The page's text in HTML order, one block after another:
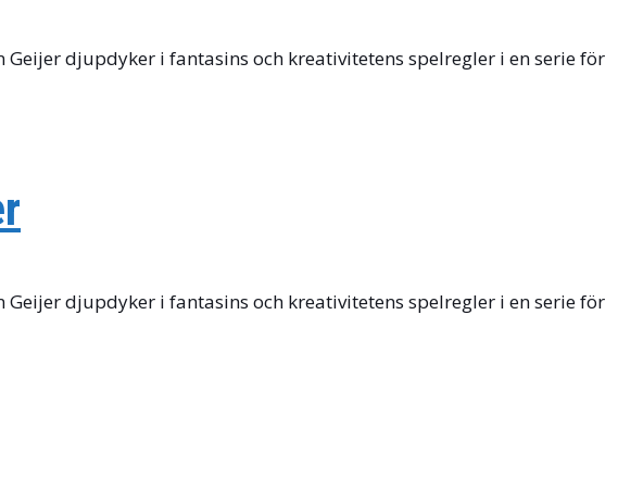
djupdyker i fantasins och kreativitetens spelregler i en serie för
djupdyker i fantasins och kreativitetens spelregler i en serie för